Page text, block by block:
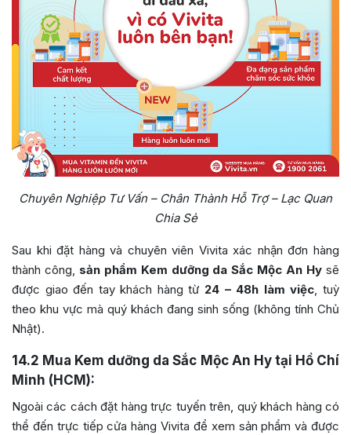
Chuyên Nghiệp Tư Vấn – Chân Thành Hỗ Trợ – Lạc Quan
Chia Sẻ
Sau khi đặt hàng và chuyên viên Vivita xác nhận đơn hàng
thành công, sản phẩm Kem dưỡng da Sắc Mộc An Hy sẽ
được giao đến tay khách hàng từ 24 – 48h làm việc, tuỳ
theo khu vực mà quý khách đang sinh sống (không tính Chủ
Nhật).
14.2 Mua Kem dưỡng da Sắc Mộc An Hy tại Hồ Chí
Minh (HCM):
Ngoài các cách đặt hàng trực tuyến trên, quý khách hàng có
thể đến trực tiếp cửa hàng Vivita để xem sản phẩm và được